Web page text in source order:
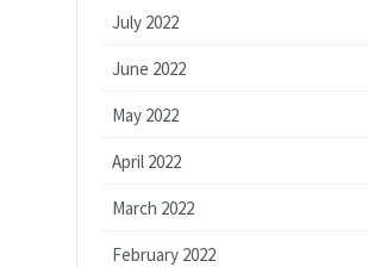
July 2022
June 2022
May 2022
April 2022
March 2022
February 2022